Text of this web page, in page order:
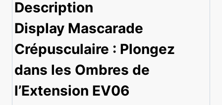
Description
Display Mascarade
Crépusculaire : Plongez
dans les Ombres de
l’Extension EV06